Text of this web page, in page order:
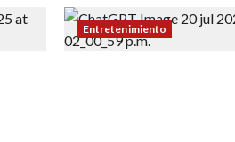
Entretenimiento